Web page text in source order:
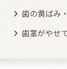
歯の黄ばみ
歯茎がやせ